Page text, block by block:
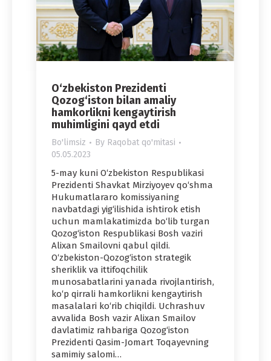
O‘zbekiston Prezidenti
Qozog‘iston bilan amaliy
hamkorlikni kengaytirish
muhimligini qayd etdi
Bo'limsiz By Raqobat qo'mitasi
05.05.2023
5-may kuni O‘zbekiston Respublikasi
Prezidenti Shavkat Mirziyoyev qo‘shma
Hukumatlararo komissiyaning
navbatdagi yig‘ilishida ishtirok etish
uchun mamlakatimizda bo‘lib turgan
Qozog‘iston Respublikasi Bosh vaziri
Alixan Smailovni qabul qildi.
O‘zbekiston-Qozog‘iston strategik
sheriklik va ittifoqchilik
munosabatlarini yanada rivojlantirish,
ko‘p qirrali hamkorlikni kengaytirish
masalalari ko‘rib chiqildi. Uchrashuv
avvalida Bosh vazir Alixan Smailov
davlatimiz rahbariga Qozog‘iston
Prezidenti Qasim-Jomart Toqayevning
samimiy salomi…